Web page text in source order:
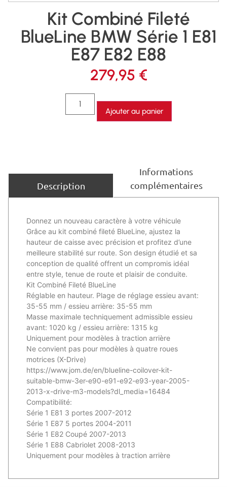
Kit Combiné Fileté
BlueLine BMW Série 1 E81
E87 E82 E88
279,95 €
Ajouter au panier
Description
Informations
complémentaires
Donnez un nouveau caractère à votre véhicule
Grâce au kit combiné fileté BlueLine, ajustez la
hauteur de caisse avec précision et profitez d’une
meilleure stabilité sur route. Son design étudié et sa
conception de qualité offrent un compromis idéal
entre style, tenue de route et plaisir de conduite.
Kit Combiné Fileté BlueLine
Réglable en hauteur. Plage de réglage essieu avant:
35-55 mm / essieu arrière: 35-55 mm
Masse maximale techniquement admissible essieu
avant: 1020 kg / essieu arrière: 1315 kg
Uniquement pour modèles à traction arrière
Ne convient pas pour modèles à quatre roues
motrices (X-Drive)
https://www.jom.de/en/blueline-coilover-kit-
suitable-bmw-3er-e90-e91-e92-e93-year-2005-
2013-x-drive-m3-models?dl_media=16484
Compatibilité:
Série 1 E81 3 portes 2007-2012
Série 1 E87 5 portes 2004-2011
Série 1 E82 Coupé 2007-2013
Série 1 E88 Cabriolet 2008-2013
Uniquement pour modèles à traction arrière